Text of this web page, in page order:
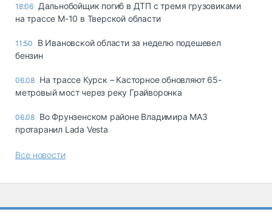
18:06 Дальнобойщик погиб в ДТП с тремя грузовиками
на трассе М-10 в Тверской области
11:50
В Ивановской области за неделю подешевел
бензин
06.08 На трассе Курск – Касторное обновляют 65-
метровый мост через реку Грайворонка
06.08 Во Фрунзенском районе Владимира МАЗ
протаранил Lada Vesta
Все новости